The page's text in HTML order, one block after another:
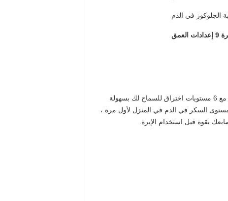
الجلوكوز في الدم
إذا كنت تبحث فقط عن قلم وخز أو قلم ألانسيت.يمكنك شراء هذا Oneonline الميسور التكلفة.يتوفر قلم أو قلم الشك هذا مع 6 مستويات اختراق للسماح لك بسهولة
السكر في الدم في المنزل لأول مرة ،
بقوة قبل استخدام الإبرة.